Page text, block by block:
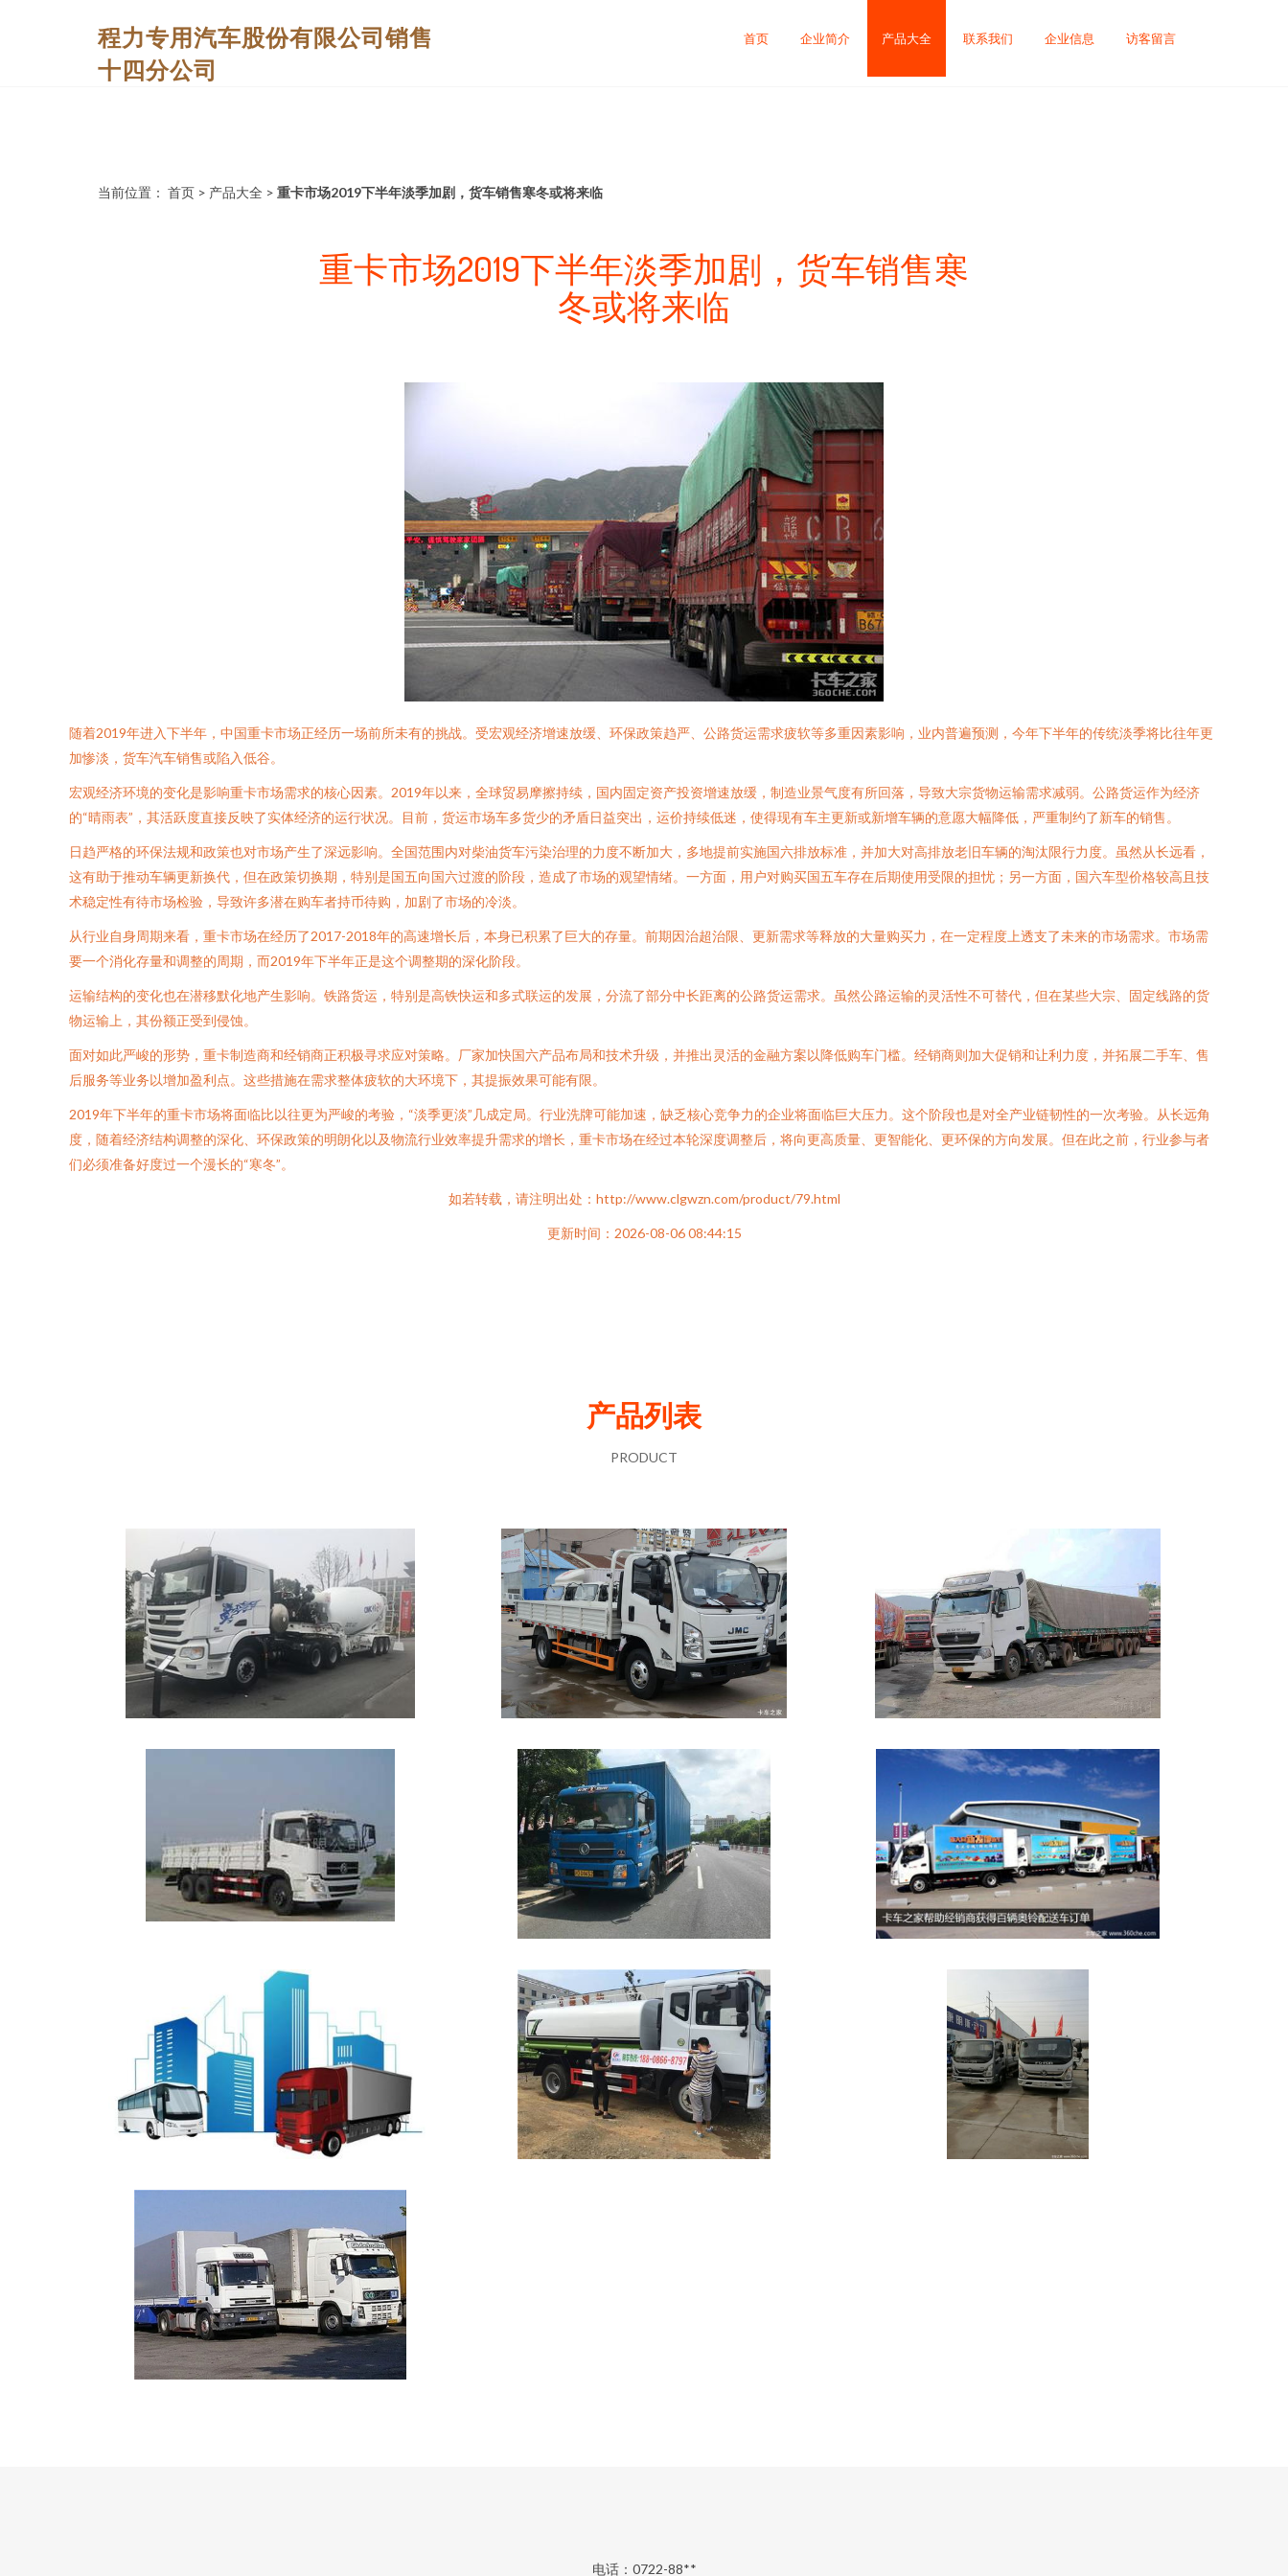
程力专用汽车股份有限公司销售
十四分公司
首页 企业简介 产品大全 联系我们 企业信息 访客留言
当前位置： 首页 > 产品大全 > 重卡市场2019下半年淡季加剧，货车销售寒冬或将来临
重卡市场2019下半年淡季加剧，货车销售寒
冬或将来临
随着2019年进入下半年，中国重卡市场正经历一场前所未有的挑战。受宏观经济增速放缓、环保政策趋严、公路货运需求疲软等多重因素影响，业内普遍预测，今年下半年的传统淡季将比往年更
加惨淡，货车汽车销售或陷入低谷。
宏观经济环境的变化是影响重卡市场需求的核心因素。2019年以来，全球贸易摩擦持续，国内固定资产投资增速放缓，制造业景气度有所回落，导致大宗货物运输需求减弱。公路货运作为经济
的“晴雨表”，其活跃度直接反映了实体经济的运行状况。目前，货运市场车多货少的矛盾日益突出，运价持续低迷，使得现有车主更新或新增车辆的意愿大幅降低，严重制约了新车的销售。
日趋严格的环保法规和政策也对市场产生了深远影响。全国范围内对柴油货车污染治理的力度不断加大，多地提前实施国六排放标准，并加大对高排放老旧车辆的淘汰限行力度。虽然从长远看，
这有助于推动车辆更新换代，但在政策切换期，特别是国五向国六过渡的阶段，造成了市场的观望情绪。一方面，用户对购买国五车存在后期使用受限的担忧；另一方面，国六车型价格较高且技
术稳定性有待市场检验，导致许多潜在购车者持币待购，加剧了市场的冷淡。
从行业自身周期来看，重卡市场在经历了2017-2018年的高速增长后，本身已积累了巨大的存量。前期因治超治限、更新需求等释放的大量购买力，在一定程度上透支了未来的市场需求。市场需
要一个消化存量和调整的周期，而2019年下半年正是这个调整期的深化阶段。
运输结构的变化也在潜移默化地产生影响。铁路货运，特别是高铁快运和多式联运的发展，分流了部分中长距离的公路货运需求。虽然公路运输的灵活性不可替代，但在某些大宗、固定线路的货
物运输上，其份额正受到侵蚀。
面对如此严峻的形势，重卡制造商和经销商正积极寻求应对策略。厂家加快国六产品布局和技术升级，并推出灵活的金融方案以降低购车门槛。经销商则加大促销和让利力度，并拓展二手车、售
后服务等业务以增加盈利点。这些措施在需求整体疲软的大环境下，其提振效果可能有限。
2019年下半年的重卡市场将面临比以往更为严峻的考验，“淡季更淡”几成定局。行业洗牌可能加速，缺乏核心竞争力的企业将面临巨大压力。这个阶段也是对全产业链韧性的一次考验。从长远角
度，随着经济结构调整的深化、环保政策的明朗化以及物流行业效率提升需求的增长，重卡市场在经过本轮深度调整后，将向更高质量、更智能化、更环保的方向发展。但在此之前，行业参与者
们必须准备好度过一个漫长的“寒冬”。
如若转载，请注明出处：http://www.clgwzn.com/product/79.html
更新时间：2026-08-06 08:44:15
产品列表
PRODUCT
电话：0722-88**